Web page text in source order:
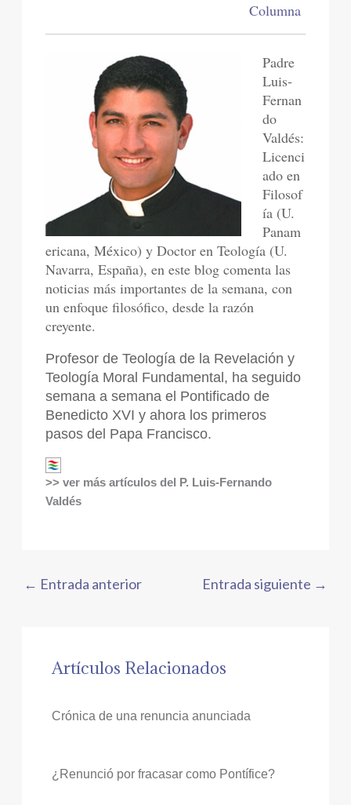
Columna
Padre
Luis-
Fernan
do
Valdés:
Licenci
ado en
Filosof
ía (U.
Panam
ericana, México) y Doctor en Teología (U.
Navarra, España), en este blog comenta las
noticias más importantes de la semana, con
un enfoque filosófico, desde la razón
creyente.
Profesor de Teología de la Revelación y
Teología Moral Fundamental, ha seguido
semana a semana el Pontificado de
Benedicto XVI y ahora los primeros
pasos del Papa Francisco.
>> ver más artículos del P. Luis-Fernando
Valdés
← Entrada anterior Entrada siguiente →
Artículos Relacionados
Crónica de una renuncia anunciada
¿Renunció por fracasar como Pontífice?